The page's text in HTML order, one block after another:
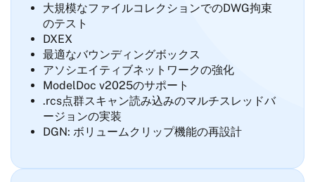
大規模なファイルコレクションでのDWG拘束
のテスト
DXEX
最適なバウンディングボックス
アソシエイティブネットワークの強化
ModelDoc v2025のサポート
.rcs点群スキャン読み込みのマルチスレッドバ
ージョンの実装
DGN: ボリュームクリップ機能の再設計